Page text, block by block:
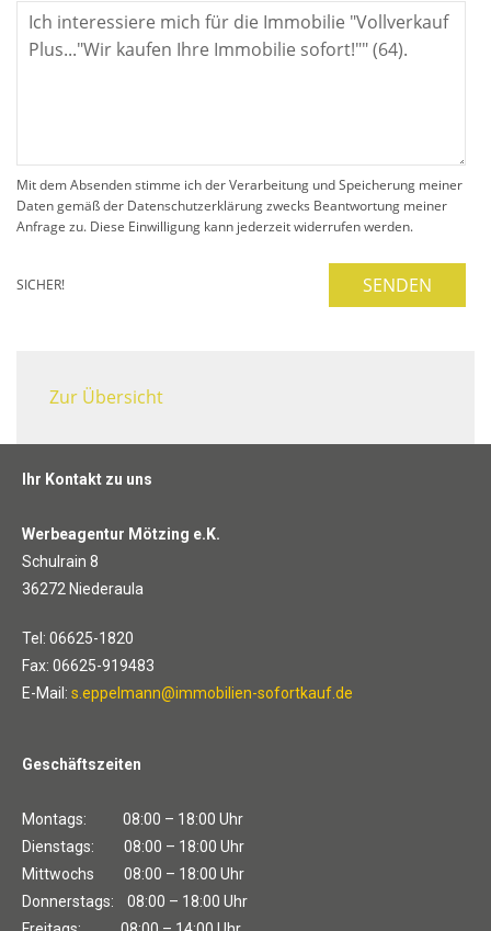
Mit dem Absenden stimme ich der Verarbeitung und Speicherung meiner
Daten gemäß der Datenschutzerklärung zwecks Beantwortung meiner
Anfrage zu. Diese Einwilligung kann jederzeit widerrufen werden.
SICHER! SENDEN
Zur Übersicht
Ihr Kontakt zu uns
Werbeagentur Mötzing e.K.
Schulrain 8
36272 Niederaula
Tel: 06625-1820
Fax: 06625-919483
E-Mail: s.eppelmann@immobilien-sofortkauf.de
Geschäftszeiten
Montags: 08:00 – 18:00 Uhr
Dienstags: 08:00 – 18:00 Uhr
Mittwochs 08:00 – 18:00 Uhr
Donnerstags: 08:00 – 18:00 Uhr